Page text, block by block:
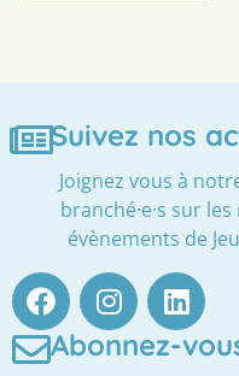
Suivez nos
Joignez vous à
branché·e·s sur
évènements de
Abonnez-